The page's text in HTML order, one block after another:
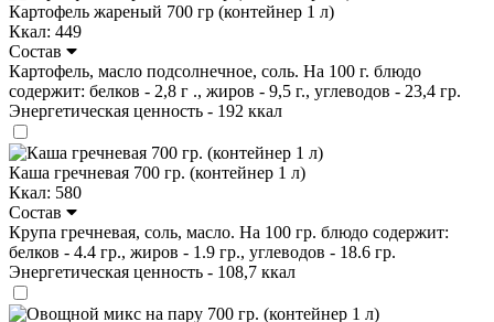
Картофель жареный 700 гр (контейнер 1 л)
Ккал: 449
Состав
Картофель, масло подсолнечное, соль. На 100 г. блюдо
содержит: белков - 2,8 г ., жиров - 9,5 г., углеводов - 23,4 гр.
Энергетическая ценность - 192 ккал
Каша гречневая 700 гр. (контейнер 1 л)
Ккал: 580
Состав
Крупа гречневая, соль, масло. На 100 гр. блюдо содержит:
белков - 4.4 гр., жиров - 1.9 гр., углеводов - 18.6 гр.
Энергетическая ценность - 108,7 ккал